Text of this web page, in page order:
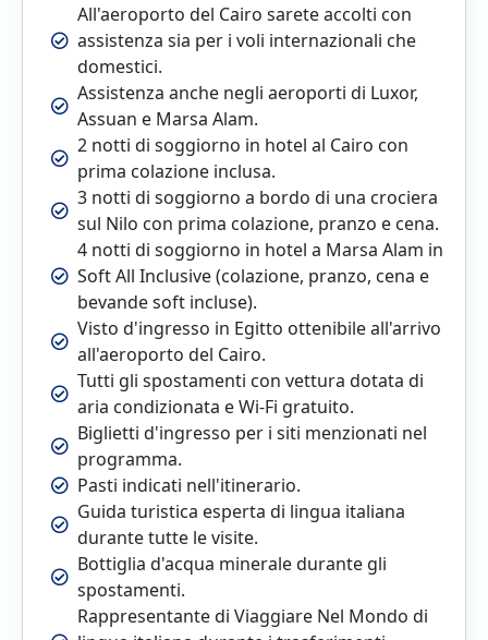
All'aeroporto del Cairo sarete accolti con
assistenza sia per i voli internazionali che
domestici.
Assistenza anche negli aeroporti di Luxor,
Assuan e Marsa Alam.
2 notti di soggiorno in hotel al Cairo con
prima colazione inclusa.
3 notti di soggiorno a bordo di una crociera
sul Nilo con prima colazione, pranzo e cena.
4 notti di soggiorno in hotel a Marsa Alam in
Soft All Inclusive (colazione, pranzo, cena e
bevande soft incluse).
Visto d'ingresso in Egitto ottenibile all'arrivo
all'aeroporto del Cairo.
Tutti gli spostamenti con vettura dotata di
aria condizionata e Wi-Fi gratuito.
Biglietti d'ingresso per i siti menzionati nel
programma.
Pasti indicati nell'itinerario.
Guida turistica esperta di lingua italiana
durante tutte le visite.
Bottiglia d'acqua minerale durante gli
spostamenti.
Rappresentante di Viaggiare Nel Mondo di